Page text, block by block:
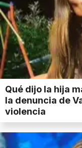
Qué dijo la hija
la denuncia de
violencia